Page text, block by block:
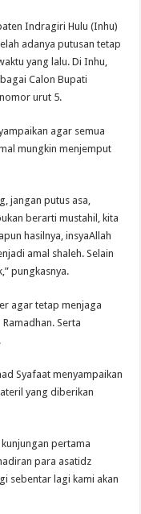
Indragiri Hulu (Inhu)
adanya putusan tetap
yang lalu. Di Inhu,
Calon Bupati
urut 5.
agar semua
mungkin menjemput
jangan putus asa,
berarti mustahil, kita
hasilnya, insyaAllah
amal shaleh. Selain
pungkasnya.
agar tetap menjaga
Serta
Syafaat menyampaikan
yang diberikan
pertama
para asatidz
sebentar lagi kami akan